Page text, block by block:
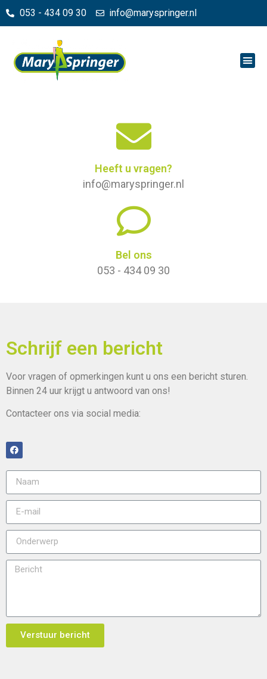
053 - 434 09 30 info@maryspringer.nl
Heeft u vragen?
info@maryspringer.nl
Bel ons
053 - 434 09 30
Schrijf een bericht
Voor vragen of opmerkingen kunt u ons een bericht sturen.
Binnen 24 uur krijgt u antwoord van ons!
Contacteer ons via social media:
Verstuur bericht